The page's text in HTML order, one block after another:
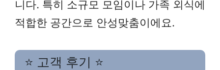
니다. 특히 소규모 모임이나 가족 외식에
적합한 공간으로 안성맞춤이에요.
⭐ 고객 후기 ⭐